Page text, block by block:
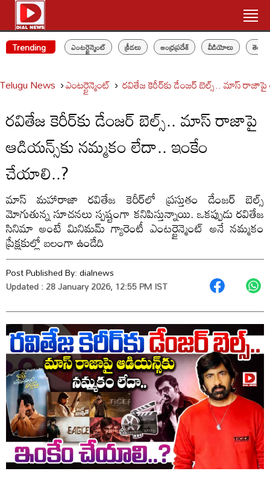
Trending ఎంటర్టైన్మెంట్ క్రీడలు ఆంధ్రప్రదేశ్ వీడియోలు
Telugu News ఎంటర్టైన్మెంట్ రవితేజ కెరీర్‌కు డేంజర్ బెల్స్.. మాస్
రవితేజ కెరీర్‌కు డేంజర్ బెల్స్.. మాస్ రాజాపై
ఆడియన్స్‌కు నమ్మకం లేదా.. ఇంకేం
చేయాలి..?
మాస్ మహారాజా రవితేజ కెరీర్‌లో ప్రస్తుతం డేంజర్ బెల్స్
మోగుతున్న సూచనలు స్పష్టంగా కనిపిస్తున్నాయి. ఒకప్పుడు రవితేజ
సినిమా అంటే మినిమమ్ గ్యారెంటీ ఎంటర్టైన్మెంట్ అనే నమ్మకం
ప్రేక్షకుల్లో బలంగా ఉండేది
Post Published By:dialnews
Updated : 28 January 2026, 12:55 PM IST